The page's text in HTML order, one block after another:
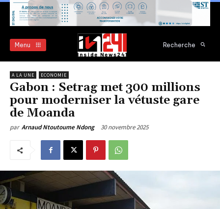
Menu Recherche
A LA UNE ECONOMIE
Gabon : Setrag met 300 millions
pour moderniser la vétuste gare
de Moanda
par Arnaud Ntoutoume Ndong 30 novembre 2025